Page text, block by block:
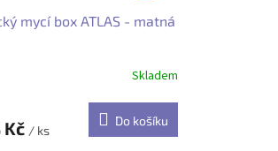
mycí box ATLAS - matná
Skladem
Kč / ks
Do košíku